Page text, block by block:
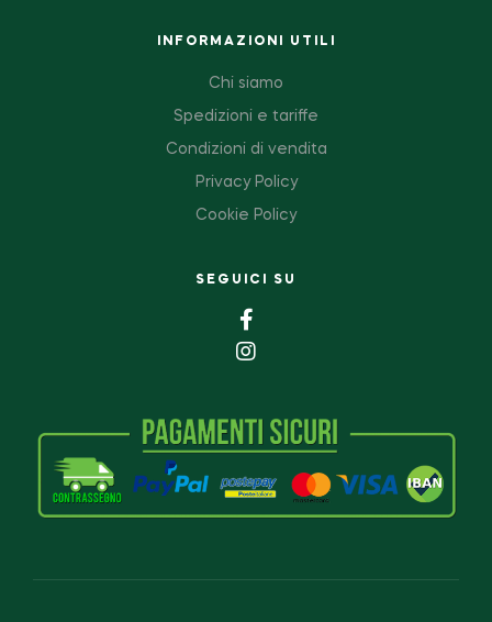
INFORMAZIONI UTILI
Chi siamo
Spedizioni e tariffe
Condizioni di vendita
Privacy Policy
Cookie Policy
SEGUICI SU